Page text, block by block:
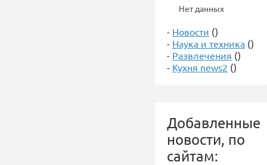
Нет данных
- Новости ()
- Наука и техника ()
- Развлечения ()
- Кухня news2 ()
Добавленные
новости, по
сайтам: